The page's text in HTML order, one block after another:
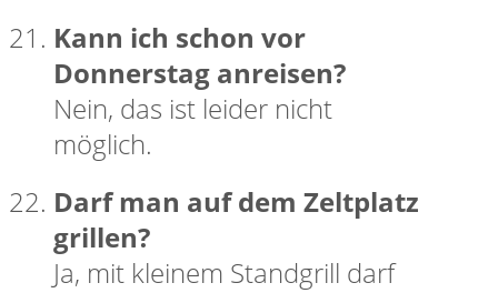
Kann ich schon vor
Donnerstag anreisen?
Nein, das ist leider nicht
möglich.
Darf man auf dem Zeltplatz
grillen?
Ja, mit kleinem Standgrill darf